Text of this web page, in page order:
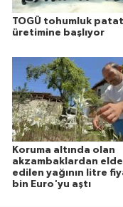
TOGÜ tohumluk
üretimine başlıyor
Koruma altında olan
akzambaklardan elde
edilen yağının litre
bin Euro'yu aştı